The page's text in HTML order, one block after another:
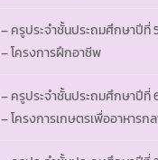
– ครูประจำชั้นประถมศึกษาปีที่
– โครงการฝึกอาชีพ
– ครูประจำชั้นประถมศึกษาปีที่
– โครงการเกษตรเพื่ออาหารก